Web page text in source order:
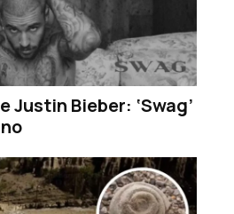
Justin Bieber: ‘Swag’